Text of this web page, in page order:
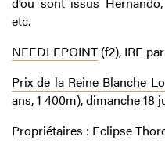
etc.
NEEDLEPOINT (f2), IRE
Prix de la Reine Blanche
ans, 1 400m), dimanche 18
Propriétaires : Eclipse